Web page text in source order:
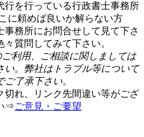
行を行っている行政書士事務所
に頼めば良いか解らない方
務所にお問合せして見て下さ
質問してみて下さい。
利用、ご相談に関しましては
い。弊社はトラブル等について
了承下さい。
切れ、リンク先間違い等がござ
⇒ご意見・ご要望